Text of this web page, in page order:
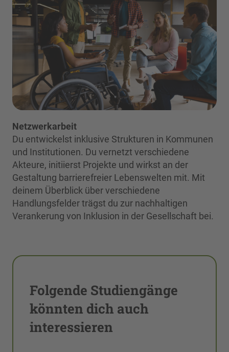
Netzwerkarbeit
Du entwickelst inklusive Strukturen in Kommunen
und Institutionen. Du vernetzt verschiedene
Akteure, initiierst Projekte und wirkst an der
Gestaltung barrierefreier Lebenswelten mit. Mit
deinem Überblick über verschiedene
Handlungsfelder trägst du zur nachhaltigen
Verankerung von Inklusion in der Gesellschaft bei.
Folgende Studiengänge
könnten dich auch
interessieren